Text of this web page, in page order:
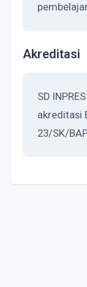
Akreditasi
SD
akreditasi
23/SK/